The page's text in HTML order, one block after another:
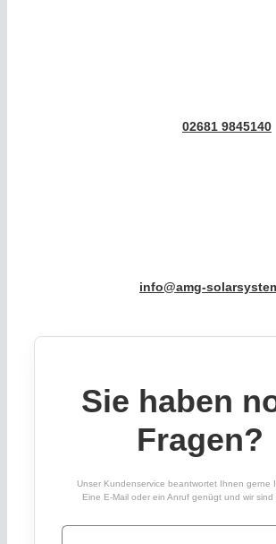
02681 9845140
info@amg-
Sie haben
Fragen?
Unser Kundenservice beantwortet Ihnen gerne
Eine E-Mail oder ein Anruf genügt und wir sind